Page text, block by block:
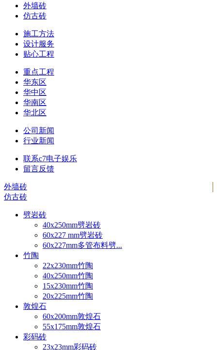
外墙砖
仿古砖
施工方法
设计服务
贴心工程
重点工程
华东区
华中区
华南区
华北区
公司新闻
行业新闻
联系c7电子娱乐
留言反馈
外墙砖
仿古砖
劈岩砖
40x250mm劈岩砖
60x227 mm劈岩砖
60x227mm多管布料劈...
竹陶
22x230mm竹陶
40x250mm竹陶
15x230mm竹陶
20x225mm竹陶
敦煌石
60x200mm敦煌石
55x175mm敦煌石
彩码砖
23x23mm彩码砖